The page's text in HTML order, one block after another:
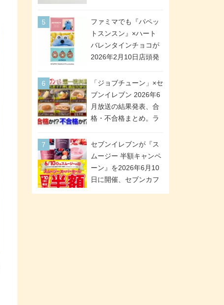
号・5号) / シャディク
ドになって登場!
シュガー＆バターをレ
ンジアップで手軽に楽
しめる冷凍食品。2個入
り
ファミマでも『パペッ
トスンスン』×ハート
バレンタインチョコが
2026年2月10日店頭発
チョコ」「チョコ缶」
「ツインギフト」が登
場
「ジョブチューン」×セ
ブンイレブン 2026年6
月放送の結果発表、合
格・不合格まとめ。ラ
合格「金のハンバー
グ」。満場一致合格数
は6商品、合格数は2商
品。TVerでの見逃し配
セブンイレブンが『ス
ムージー 半額キャンペ
ーン』を2026年6月10
日に開催、セブンカフ